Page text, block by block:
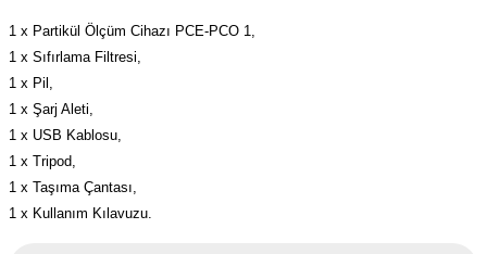
1 x Partikül Ölçüm Cihazı PCE-PCO 1,
1 x Sıfırlama Filtresi,
1 x Pil,
1 x Şarj Aleti,
1 x USB Kablosu,
1 x Tripod,
1 x Taşıma Çantası,
1 x Kullanım Kılavuzu.